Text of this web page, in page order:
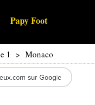
Papy Foot
1 > Monaco
sur Google